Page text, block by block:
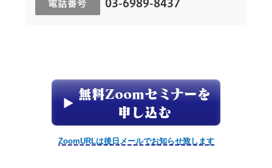
電話番号 03-6989-8437
無料Zoomセミナーを
申し込む
ZoomURLは後日メールでお知らせ致します